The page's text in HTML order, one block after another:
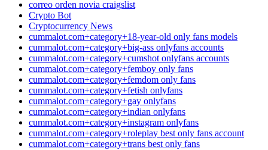
correo orden novia craigslist
Crypto Bot
Cryptocurrency News
cummalot.com+category+18-year-old only fans models
cummalot.com+category+big-ass onlyfans accounts
cummalot.com+category+cumshot onlyfans accounts
cummalot.com+category+femboy only fans
cummalot.com+category+femdom only fans
cummalot.com+category+fetish onlyfans
cummalot.com+category+gay onlyfans
cummalot.com+category+indian onlyfans
cummalot.com+category+instagram onlyfans
cummalot.com+category+roleplay best only fans account
cummalot.com+category+trans best only fans